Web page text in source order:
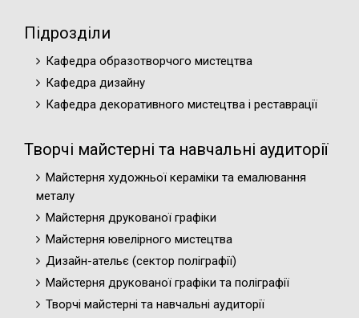
Підрозділи
Кафедра образотворчого мистецтва
Кафедра дизайну
Кафедра декоративного мистецтва і реставрації
Творчі майстерні та навчальні аудиторії
Майстерня художньої кераміки та емалювання
металу
Майстерня друкованої графіки
Майстерня ювелірного мистецтва
Дизайн-ательє (cектор поліграфії)
Майстерня друкованої графіки та поліграфії
Творчі майстерні та навчальні аудиторії